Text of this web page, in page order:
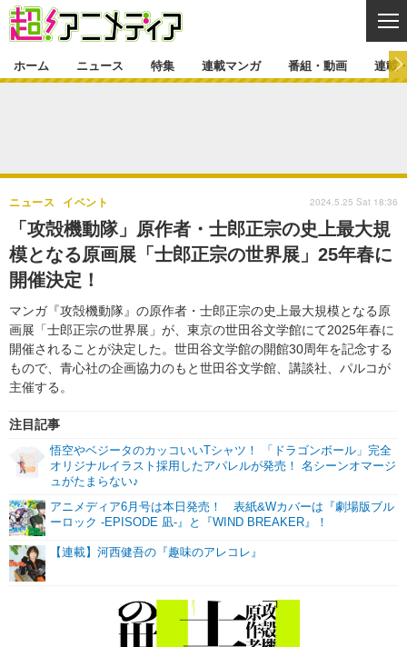
ゲーム・アプリ マンガ
グッズ イベント
声優
舞台 新帝スタ
特集一覧 カバー
ラキりす
連載マンガ
連載マンガ一覧 連載一覧
番組・動画
番組・動画一覧 ラジオ
連載・ブログ
連載・ブログ一覧
編集部ブログ・お知らせ
ホーム ニュース 特集 連載マンガ 番組・動画 連載
「攻殻機動隊」原作者・士郎正宗の史上最大規
模となる原画展「士郎正宗の世界展」25年春に
開催決定！
マンガ『攻殻機動隊』の原作者・士郎正宗の史上最大規模となる原
画展「士郎正宗の世界展」が、東京の世田谷文学館にて2025年春に
開催されることが決定した。世田谷文学館の開館30周年を記念する
もので、青心社の企画協力のもと世田谷文学館、講談社、パルコが
主催する。
ニュース イベント
注目記事
悟空やベジータのカッコいいTシャツ！ 「ドラゴンボール」完全
オリジナルイラスト採用したアパレルが発売！ 名シーンオマージ
ュがたまらない♪
アニメディア6月号は本日発売！ 表紙&Wカバーは『劇場版ブル
ーロック -EPISODE 凪-』と『WIND BREAKER』！
【連載】河西健吾の『趣味のアレコレ』
2024.5.25 Sat 18:36